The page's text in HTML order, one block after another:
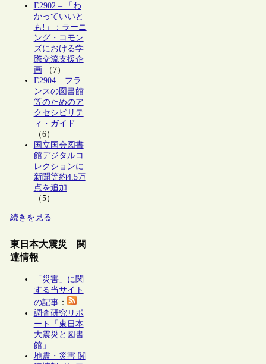
E2902 – 「わ
かっていいと
も!」：ラーニ
ング・コモン
ズにおける学
際交流支援企
画 （7）
E2904 – フラ
ンスの図書館
等のためのア
クセシビリテ
ィ・ガイド
（6）
国立国会図書
館デジタルコ
レクションに
新聞等約4.5万
点を追加
（5）
続きを見る
東日本大震災 関
連情報
「災害」に関
する当サイト
の記事：
調査研究リポ
ート「東日本
大震災と図書
館」
地震・災害 関